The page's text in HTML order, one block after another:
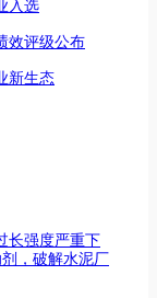
入选
效评级公布
新生态
长强度严重下
，破解水泥厂